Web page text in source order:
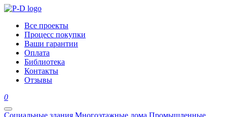
Все проекты
Процесс покупки
Ваши гарантии
Оплата
Библиотека
Контакты
Отзывы
0
Социальные здания Многоэтажные дома Промышленные